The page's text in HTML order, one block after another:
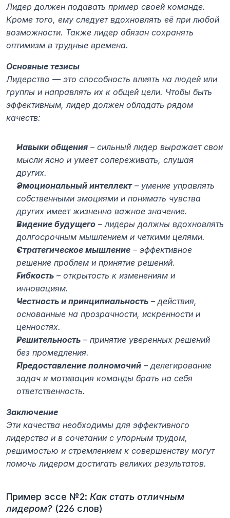
Лидер должен подавать пример своей команде.
Кроме того, ему следует вдохновлять её при любой
возможности. Также лидер обязан сохранять
оптимизм в трудные времена.
Основные тезисы
Лидерство — это способность влиять на людей или
группы и направлять их к общей цели. Чтобы быть
эффективным, лидер должен обладать рядом
качеств:
Навыки общения – сильный лидер выражает свои
мысли ясно и умеет сопереживать, слушая
других.
Эмоциональный интеллект – умение управлять
собственными эмоциями и понимать чувства
других имеет жизненно важное значение.
Видение будущего – лидеры должны вдохновлять
долгосрочным мышлением и четкими целями.
Стратегическое мышление – эффективное
решение проблем и принятие решений.
Гибкость – открытость к изменениям и
инновациям.
Честность и принципиальность – действия,
основанные на прозрачности, искренности и
ценностях.
Решительность – принятие уверенных решений
без промедления.
Предоставление полномочий – делегирование
задач и мотивация команды брать на себя
ответственность.
Заключение
Эти качества необходимы для эффективного
лидерства и в сочетании с упорным трудом,
решимостью и стремлением к совершенству могут
помочь лидерам достигать великих результатов.
Пример эссе №2: Как стать отличным
лидером? (226 слов)